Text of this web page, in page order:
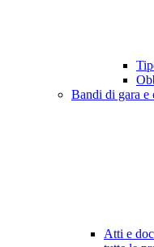
Bandi di gara e
Atti e